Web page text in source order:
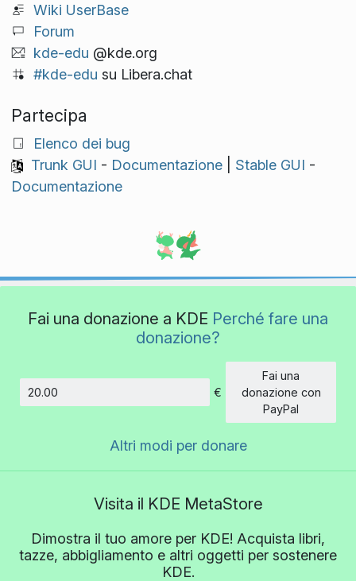
Wiki UserBase
Forum
kde-edu @kde.org
#kde-edu su Libera.chat
Partecipa
Elenco dei bug
Trunk GUI - Documentazione| Stable GUI -
Documentazione
Fai una donazione a KDE Perché fare una
donazione?
Importo
€
Fai una
donazione con
PayPal
Altri modi per donare
Visita il KDE MetaStore
Dimostra il tuo amore per KDE! Acquista libri,
tazze, abbigliamento e altri oggetti per sostenere
KDE.